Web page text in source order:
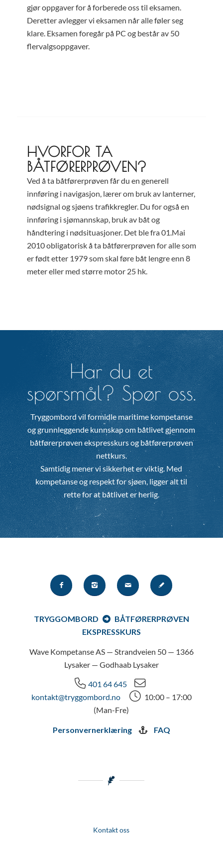
gjør oppgaver for å forberede oss til eksamen.
Deretter avlegger vi eksamen når alle føler seg
klare. Eksamen foregår på PC og består av 50
flervalgsoppgaver.
HVORFOR TA
BÅTFØRERPRØVEN?
Ved å ta båtførerprøven får du en generell
innføring i navigasjon, lærer om bruk av lanterner,
nødsignal og sjøens trafikkregler. Du for også en
innføring i sjømannskap, bruk av båt og
håndtering i nødsituasjoner. Det ble fra 01.Mai
2010 obligatorisk å ta båtførerprøven for alle som
er født etter 1979 som skal føre båt lengre enn 8
meter eller med større motor 25 hk.
Har du et
spørsmål? Spør oss.
Tryggombord vil formidle maritime kompetanse
og grunnleggende kunnskap om båtlivet gjennom
båtførerprøven ekspresskurs og båtførerprøven
nettkurs.
Samtidig mener vi sikkerhet er viktig. Med
kompetanse og respekt for sjøen, ligger alt til
rette for at båtlivet er herlig.
TRYGGOMBORD
BÅTFØRERPRØVEN
EKSPRESSKURS
Wave Kompetanse AS — Strandveien 50 — 1366
Lysaker — Godhaab Lysaker
401 64 645
kontakt@tryggombord.no
10:00 – 17:00
(Man-Fre)
Personvernerklæring FAQ
Kontakt oss